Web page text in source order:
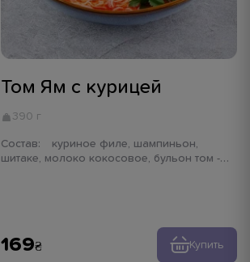
Том Ям с курицей
390 г
Состав:
шитаке, молоко кокосовое, бульон том -
169 Купить